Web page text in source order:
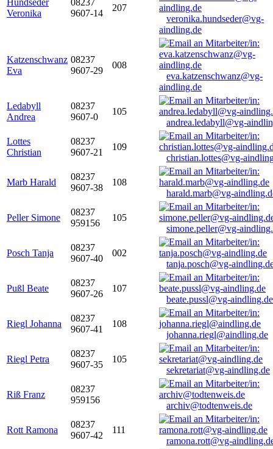
Hundseder
Veronika
08237
9607-14
207
veronika.hundseder@vg-
aindling.de
Katzenschwanz
Eva
08237
9607-29
008
eva.katzenschwanz@vg-
aindling.de
Ledabyll
Andrea
08237
9607-0
105
andrea.ledabyll@vg-
Lottes
Christian
08237
9607-21
109
christian.lottes@vg-
Marb Harald
08237
9607-38
108
harald.marb@vg-
Peller Simone
08237
959156
105
simone.peller@vg-
Posch Tanja
08237
9607-40
002
tanja.posch@vg-
Pußl Beate
08237
9607-26
107
beate.pussl@vg-aindling.de
Riegl Johanna
08237
9607-41
108
johanna.riegl@aindling.de
Riegl Petra
08237
9607-35
105
sekretariat@vg-aindling.de
Riß Franz
08237
959156
archiv@todtenweis.de
Rott Ramona
08237
9607-42
111
ramona.rott@vg-